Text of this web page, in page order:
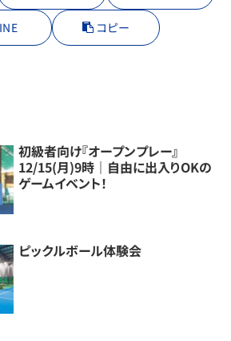
コピー
初級者向け『オープンプレー』
12/15(月)9時｜自由に出入りOKの
ゲームイベント！
ピックルボール体験会